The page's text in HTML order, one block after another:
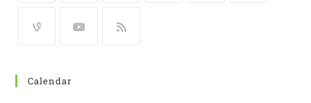
Calendar